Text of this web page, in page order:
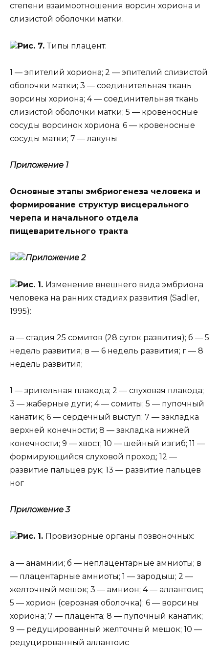
степени взаимоотношения ворсин хориона и
слизистой оболочки матки.
Рис. 7.Типы плацент:
1 — эпителий хориона; 2 — эпителий слизистой
оболочки матки; 3 — соединительная ткань
ворсины хориона; 4 — соединительная ткань
слизистой оболочки матки; 5 — кровеносные
сосуды ворсинок хориона; 6 — кровеносные
сосуды матки; 7 — лакуны
Приложение 1
Основные этапы эмбриогенеза человека и
формирование структур висцерального
черепа и начального отдела
пищеварительного тракта
Приложение 2
Рис. 1. Изменение внешнего вида эмбриона
человека на ранних стадиях развития (Sadler,
1995):
а — стадия 25 сомитов (28 суток развития); б — 5
недель развития; в — 6 недель развития; г — 8
недель развития;
1 — зрительная плакода; 2 — слуховая плакода;
3 — жаберные дуги; 4 — сомиты; 5 — пупочный
канатик; 6 — сердечный выступ; 7 — закладка
верхней конечности; 8 — закладка нижней
конечности; 9 — хвост; 10 — шейный изгиб; 11 —
формирующийся слуховой проход; 12 —
развитие пальцев рук; 13 — развитие пальцев
ног
Приложение 3
Рис. 1. Провизорные органы позвоночных:
а — анамнии; б — неплацентарные амниоты; в
— плацентарные амниоты; 1 — зародыш; 2 —
желточный мешок; 3 — амнион; 4 — аллантоис;
5 — хорион (серозная оболочка); 6 — ворсины
хориона; 7 — плацента; 8 — пупочный канатик;
9 — редуцированный желточный мешок; 10 —
редуцированный аллантоис